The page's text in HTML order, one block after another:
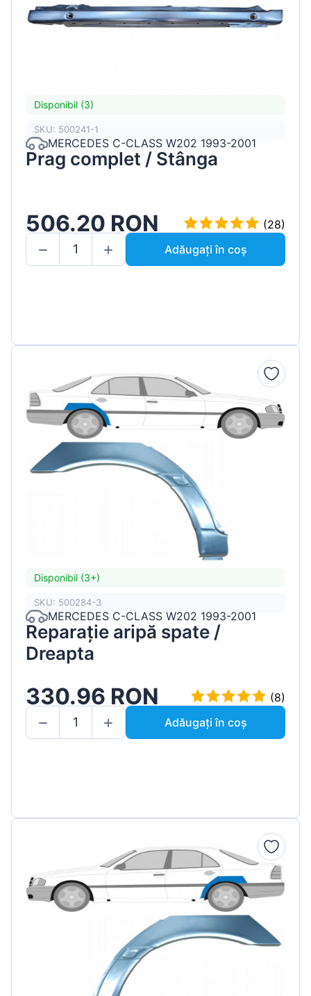
Disponibil (3)
SKU: 500241-1
MERCEDES C-CLASS W202 1993-2001
Prag complet / Stânga
506.20 RON
(28)
Adăugați în coș
Disponibil (3+)
SKU: 500284-3
MERCEDES C-CLASS W202 1993-2001
Reparație aripă spate /
Dreapta
330.96 RON
(8)
Adăugați în coș